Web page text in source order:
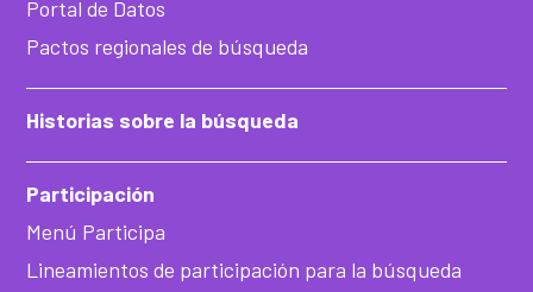
Portal de Datos
Pactos regionales de búsqueda
Historias sobre la búsqueda
Participación
Menú Participa
Lineamientos de participación para la búsqueda